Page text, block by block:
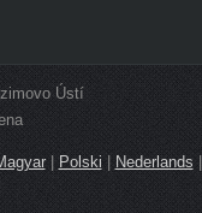
Ústí
| Polski | Nederlands |